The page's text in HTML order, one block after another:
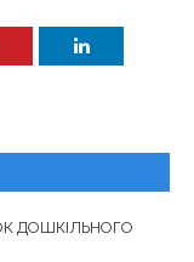
ДОШКІЛЬНОГО